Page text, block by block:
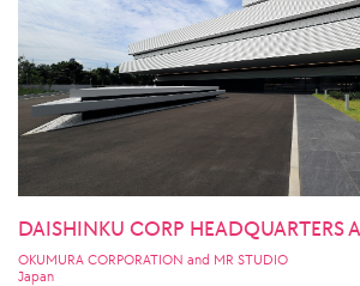
DAISHINKU CORP HEADQUARTERS
OKUMURA CORPORATION and MR STUDIO
Japan